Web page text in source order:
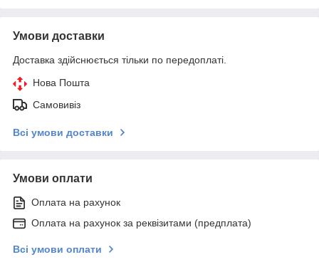
Умови доставки
Доставка здійснюється тільки по передоплаті.
Нова Пошта
Самовивіз
Всі умови доставки
Умови оплати
Оплата на рахунок
Оплата на рахунок за реквізитами (предплата)
Всі умови оплати